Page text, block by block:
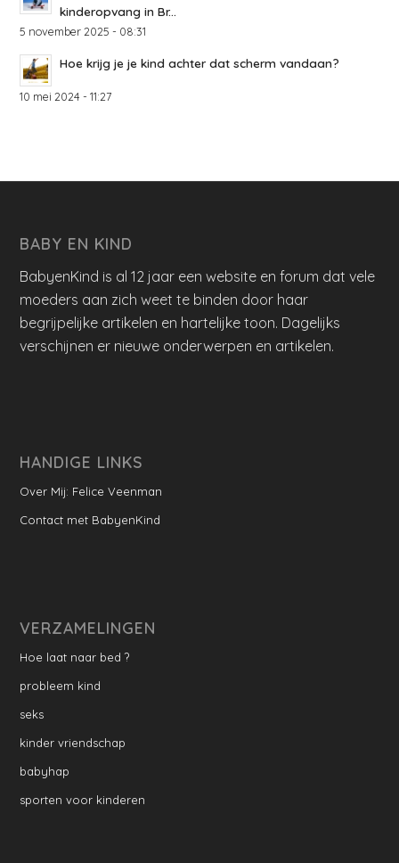
kinderopvang in Br...
5 november 2025 - 08:31
Hoe krijg je je kind achter dat scherm vandaan?
10 mei 2024 - 11:27
BABY EN KIND
BabyenKind is al 12 jaar een website en forum dat vele
moeders aan zich weet te binden door haar
begrijpelijke artikelen en hartelijke toon. Dagelijks
verschijnen er nieuwe onderwerpen en artikelen.
HANDIGE LINKS
Over Mij: Felice Veenman
Contact met BabyenKind
VERZAMELINGEN
Hoe laat naar bed ?
probleem kind
seks
kinder vriendschap
babyhap
sporten voor kinderen